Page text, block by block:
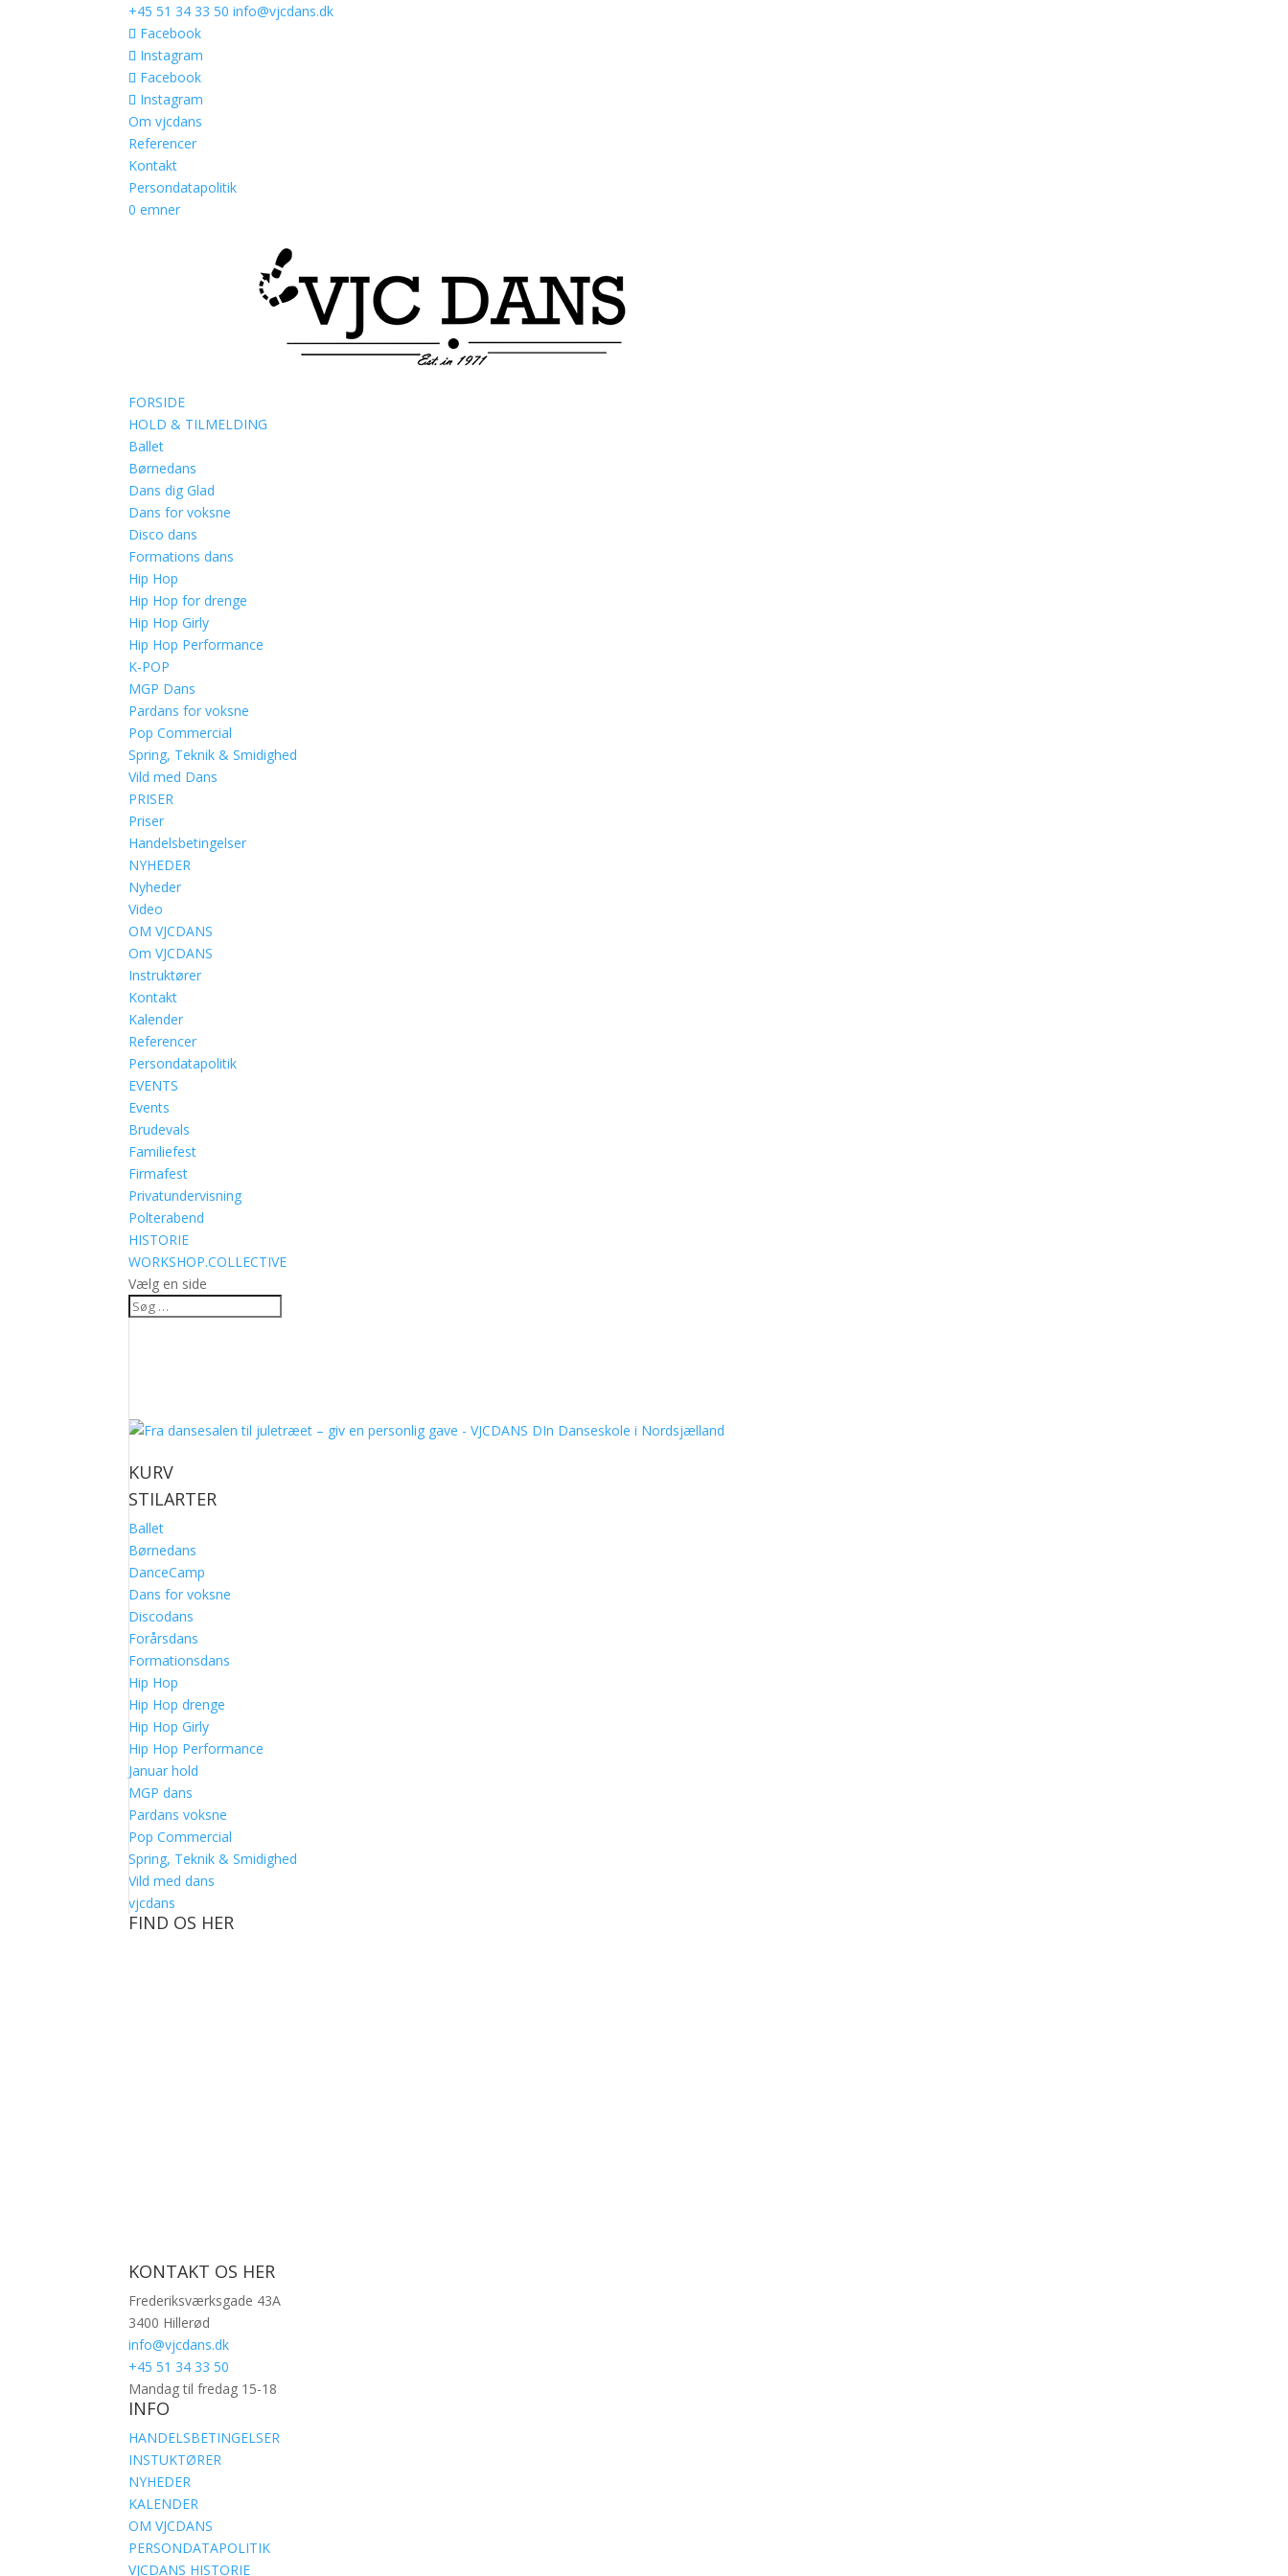
+45 51 34 33 50 info@vjcdans.dk
Facebook
Instagram
Facebook
Instagram
Om vjcdans
Referencer
Kontakt
Persondatapolitik
0 emner
FORSIDE
HOLD & TILMELDING
Ballet
Børnedans
Dans dig Glad
Dans for voksne
Disco dans
Formations dans
Hip Hop
Hip Hop for drenge
Hip Hop Girly
Hip Hop Performance
K-POP
MGP Dans
Pardans for voksne
Pop Commercial
Spring, Teknik & Smidighed
Vild med Dans
PRISER
Priser
Handelsbetingelser
NYHEDER
Nyheder
Video
OM VJCDANS
Om VJCDANS
Instruktører
Kontakt
Kalender
Referencer
Persondatapolitik
EVENTS
Events
Brudevals
Familiefest
Firmafest
Privatundervisning
Polterabend
HISTORIE
WORKSHOP.COLLECTIVE
Vælg en side
KURV
STILARTER
Ballet
Børnedans
DanceCamp
Dans for voksne
Discodans
Forårsdans
Formationsdans
Hip Hop
Hip Hop drenge
Hip Hop Girly
Hip Hop Performance
Januar hold
MGP dans
Pardans voksne
Pop Commercial
Spring, Teknik & Smidighed
Vild med dans
vjcdans
FIND OS HER
KONTAKT OS HER
Frederiksværksgade 43A
3400 Hillerød
info@vjcdans.dk
+45 51 34 33 50
Mandag til fredag 15-18
INFO
HANDELSBETINGELSER
INSTUKTØRER
NYHEDER
KALENDER
OM VJCDANS
PERSONDATAPOLITIK
VJCDANS HISTORIE